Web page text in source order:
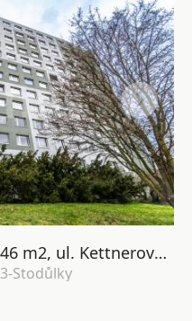
Pronájem bytu 2+kk, OV, 46 m2, ul. Kettnerova 2054/16, Praha 13 - Luka
Stodůlky